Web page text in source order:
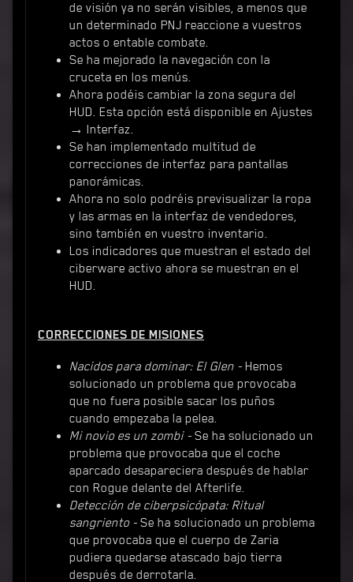
de visión ya no serán visibles, a menos que
un determinado PNJ reaccione a vuestros
actos o entable combate.
Se ha mejorado la navegación con la
cruceta en los menús.
Ahora podéis cambiar la zona segura del
HUD. Esta opción está disponible en Ajustes
→ Interfaz.
Se han implementado multitud de
correcciones de interfaz para pantallas
panorámicas.
Ahora no solo podréis previsualizar la ropa
y las armas en la interfaz de vendedores,
sino también en vuestro inventario.
Los indicadores que muestran el estado del
ciberware activo ahora se muestran en el
HUD.
CORRECCIONES DE MISIONES
Nacidos para dominar: El Glen - Hemos
solucionado un problema que provocaba
que no fuera posible sacar los puños
cuando empezaba la pelea.
Mi novio es un zombi - Se ha solucionado un
problema que provocaba que el coche
aparcado desapareciera después de hablar
con Rogue delante del Afterlife.
Detección de ciberpsicópata: Ritual
sangriento - Se ha solucionado un problema
que provocaba que el cuerpo de Zaria
pudiera quedarse atascado bajo tierra
después de derrotarla.